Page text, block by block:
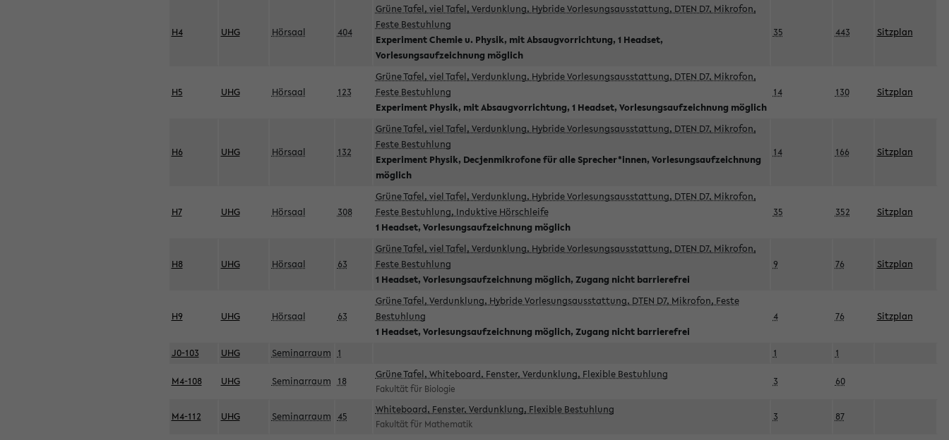
H4 UHG Hörsaal 404
Grüne Tafel, viel Tafel, Verdunklung, Hybride Vorlesungsausstattung, DTEN D7, Mikrofon,
Feste Bestuhlung
Experiment Chemie u. Physik, mit Absaugvorrichtung, 1 Headset,
Vorlesungsaufzeichnung möglich
35 443 Sitzplan
H5 UHG Hörsaal 123
Grüne Tafel, viel Tafel, Verdunklung, Hybride Vorlesungsausstattung, DTEN D7, Mikrofon,
Feste Bestuhlung
Experiment Physik, mit Absaugvorrichtung, 1 Headset, Vorlesungsaufzeichnung möglich
14 130 Sitzplan
H6 UHG Hörsaal 132
Grüne Tafel, viel Tafel, Verdunklung, Hybride Vorlesungsausstattung, DTEN D7, Mikrofon,
Feste Bestuhlung
Experiment Physik, Decjenmikrofone für alle Sprecher*innen, Vorlesungsaufzeichnung
möglich
14 166 Sitzplan
H7 UHG Hörsaal 308
Grüne Tafel, viel Tafel, Verdunklung, Hybride Vorlesungsausstattung, DTEN D7, Mikrofon,
Feste Bestuhlung, Induktive Hörschleife
1 Headset, Vorlesungsaufzeichnung möglich
35 352 Sitzplan
H8 UHG Hörsaal 63
Grüne Tafel, viel Tafel, Verdunklung, Hybride Vorlesungsausstattung, DTEN D7, Mikrofon,
Feste Bestuhlung
1 Headset, Vorlesungsaufzeichnung möglich, Zugang nicht barrierefrei
9 76 Sitzplan
H9 UHG Hörsaal 63
Grüne Tafel, Verdunklung, Hybride Vorlesungsausstattung, DTEN D7, Mikrofon, Feste
Bestuhlung
1 Headset, Vorlesungsaufzeichnung möglich, Zugang nicht barrierefrei
4 76 Sitzplan
J0-103 UHG Seminarraum 1 1 1
M4-108 UHG Seminarraum 18
Grüne Tafel, Whiteboard, Fenster, Verdunklung, Flexible Bestuhlung
Fakultät für Biologie
3 60
M4-112 UHG Seminarraum 45
Whiteboard, Fenster, Verdunklung, Flexible Bestuhlung
Fakultät für Mathematik
3 87